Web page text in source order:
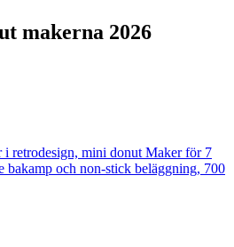
makerna 2026
retrodesign, mini donut Maker för 7
bakamp och non-stick beläggning, 700